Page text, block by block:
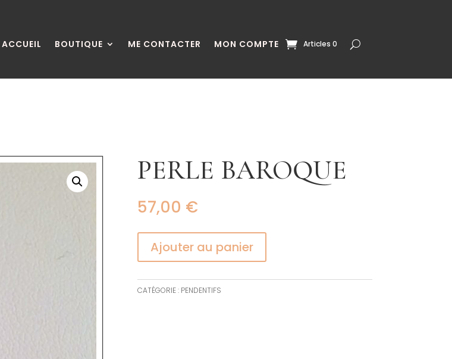
ACCUEIL BOUTIQUE ME CONTACTER MON COMPTE Articles 0
PERLE BAROQUE
57,00 €
Ajouter au panier
CATÉGORIE : PENDENTIFS